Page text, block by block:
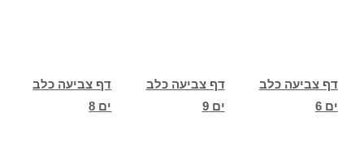
דף צביעה כלב
ים 8
דף צביעה כלב
ים 9
דף צביעה כלב
ים 6